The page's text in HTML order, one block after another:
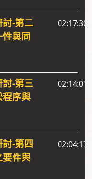
討-第二
性與同
02:17:30
討-第三
程序與
02:14:01
-第四
要件與
02:04:17